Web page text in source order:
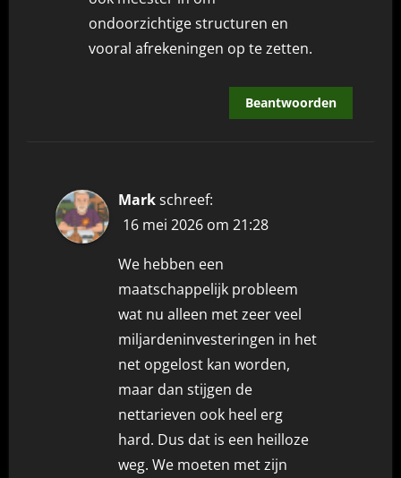
ondoorzichtige structuren en
vooral afrekeningen op te zetten.
Beantwoorden
Markschreef:
16 mei 2026 om 21:28
We hebben een
maatschappelijk probleem
wat nu alleen met zeer veel
miljardeninvesteringen in het
net opgelost kan worden,
maar dan stijgen de
nettarieven ook heel erg
hard. Dus dat is een heilloze
weg. We moeten met zijn